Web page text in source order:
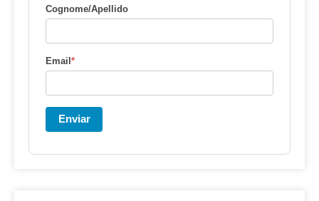
Cognome/Apellido
Email*
Enviar